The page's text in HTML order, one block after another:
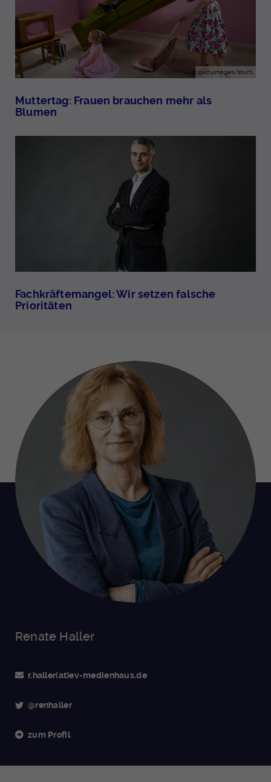
gettyimages/sturti
Muttertag: Frauen brauchen mehr als
Blumen
Fachkräftemangel: Wir setzen falsche
Prioritäten
Renate Haller
r.haller(at)ev-medienhaus.de
@renhaller
zum Profil